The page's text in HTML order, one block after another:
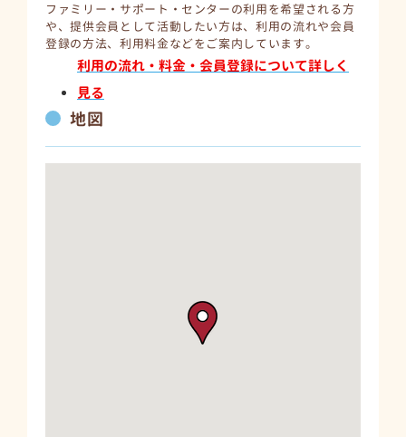
ファミリー・サポート・センターの利用を希望される方
や、提供会員として活動したい方は、利用の流れや会員
登録の方法、利用料金などをご案内しています。
利用の流れ・料金・会員登録について詳しく
見る
地図